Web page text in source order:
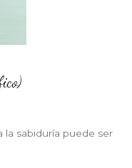
la sabiduría puede ser